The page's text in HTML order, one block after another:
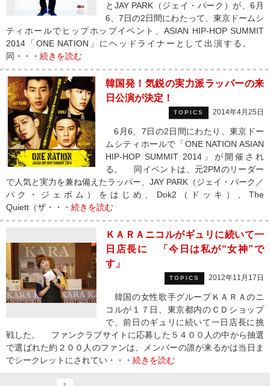
とJAY PARK（ジェイ・パーク）が、6月
6、7日の2日間にわたって、東京ドームシ
ティホールでヒップホップイベント、ASIAN HIP-HOP SUMMIT
2014「ONE NATION」にヘッドライナーとして出演する。
同・・・ 続きを読む
韓国発！気鋭の実力派ラッパーの来
日公演が決定！
TOPICS 2014年4月25日
6月6、7日の2日間にわたり、東京ドー
ムシティホールで「ONE NATION ASIAN
HIP-HOP SUMMIT 2014」が開催され
る。 同イベントは、元2PMのリーダー
で人気と実力を兼ね備えたラッパー、JAY PARK（ジェイ・パーク／
パク・ジェボム）をはじめ、Dok2（ドッキ）、The
Quiett（ザ・・・ 続きを読む
ＫＡＲＡニコルがギュリに続いて一
日店長に 「今日は私が“女神”で
す」
TOPICS 2012年11月17日
韓国の女性歌手グループＫＡＲＡのニ
コルが１７日、東京都内のＣＤショップ
で、前日のギュリに続いて一日店長に挑
戦した。 ファンクラブサイトに応募した５４００人の中から抽選
で選ばれた約２００人のファンは、メンバーの誰が来るかは当日ま
でシークレットにされてい・・・ 続きを読む